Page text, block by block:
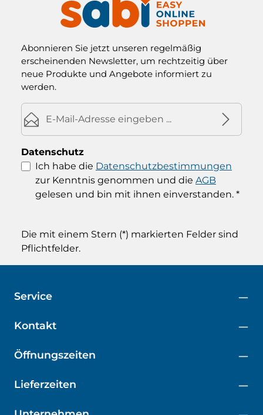
Abonnieren Sie jetzt unseren regelmäßig
erscheinenden Newsletter, um rechtzeitig über
neue Produkte und Angebote informiert zu
werden.
Datenschutz
Ich habe die Datenschutzbestimmungen
zur Kenntnis genommen und die AGB
gelesen und bin mit ihnen einverstanden. *
Die mit einem Stern (*) markierten Felder sind
Pflichtfelder.
Kontakt
Öffnungszeiten
Service
Lieferzeiten